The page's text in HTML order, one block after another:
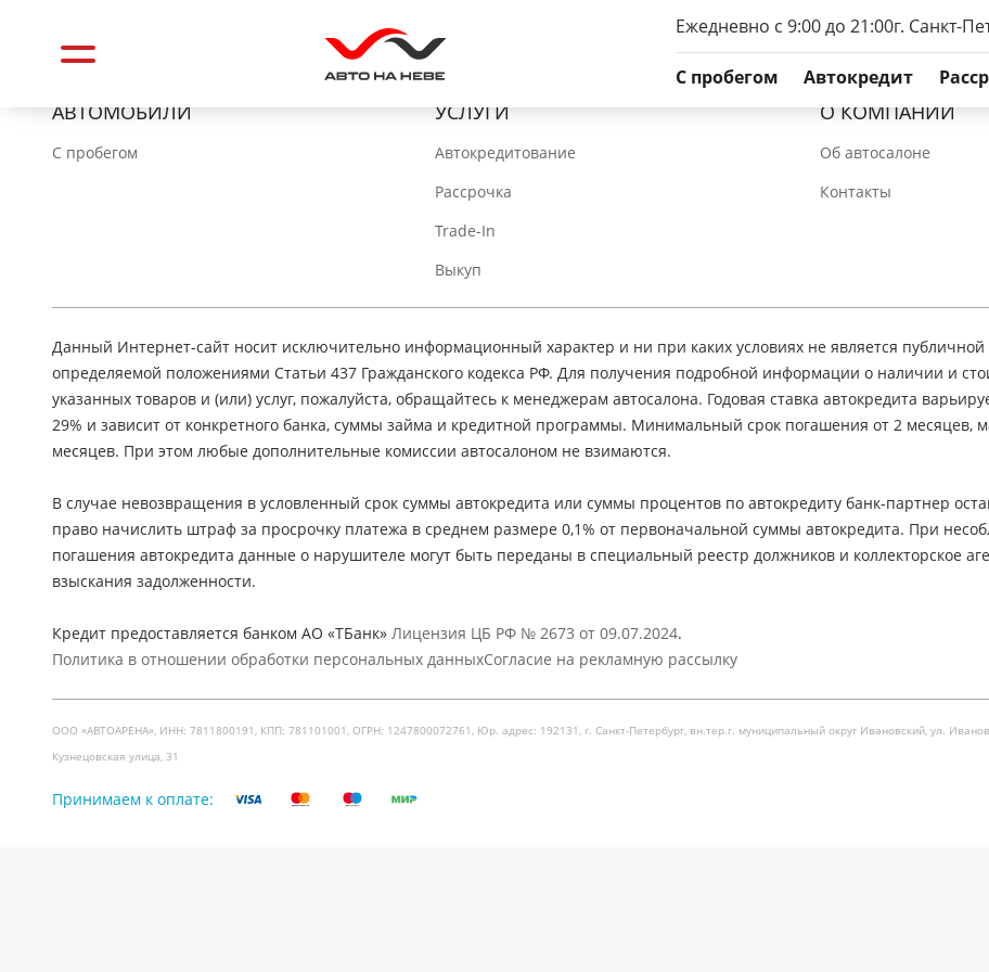
Ежедневно с 9:00 до 21:00г. Санкт-
C пробегом Автокредит
АВТОМОБИЛИ
C пробегом
УСЛУГИ
Автокредитование
Рассрочка
Trade-In
Выкуп
О КОМПАНИИ
Об автосалоне
Контакты
Данный Интернет-сайт носит исключительно информационный характер и ни при каких условиях не является публичной
определяемой положениями Статьи 437 Гражданского кодекса РФ. Для получения подробной информации о наличии и
указанных товаров и (или) услуг, пожалуйста, обращайтесь к менеджерам автосалона. Годовая ставка автокредита
29% и зависит от конкретного банка, суммы займа и кредитной программы. Минимальный срок погашения от 2 месяцев,
месяцев. При этом любые дополнительные комиссии автосалоном не взимаются.
В случае невозвращения в условленный срок суммы автокредита или суммы процентов по автокредиту банк-партнер
право начислить штраф за просрочку платежа в среднем размере 0,1% от первоначальной суммы автокредита. При
погашения автокредита данные о нарушителе могут быть переданы в специальный реестр должников и коллекторское
взыскания задолженности.
Кредит предоставляется банком АО «ТБанк» Лицензия ЦБ РФ № 2673 от 09.07.2024.
Политика в отношении обработки персональных данныхСогласие на рекламную рассылку
ООО «АВТОАРЕНА», ИНН: 7811800191, КПП: 781101001, ОГРН: 1247800072761, Юр. адрес: 192131, г. Санкт-Петербург, вн.тер.г. муниципальный округ Ивановский, ул.
Кузнецовская улица, 31
Принимаем к оплате: